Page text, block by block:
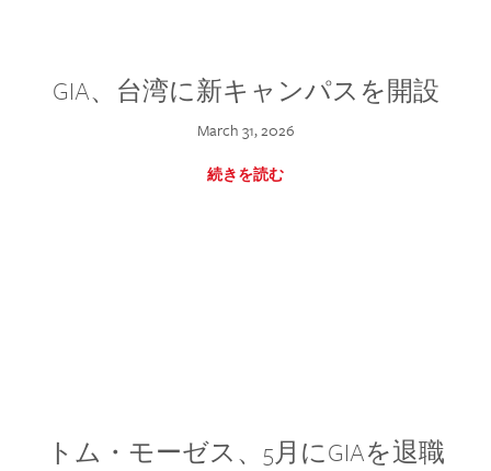
GIA、台湾に新キャンパスを開設
March 31, 2026
続きを読む
トム・モーゼス、5月にGIAを退職